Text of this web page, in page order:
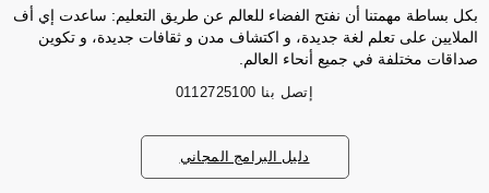
بكل بساطة مهمتنا أن نفتح الفضاء للعالم عن طريق التعليم: ساعدت إي أف
الملايين على تعلم لغة جديدة، و اكتشاف مدن و ثقافات جديدة، و تكوين
صداقات مختلفة في جميع أنحاء العالم.
إتصل بنا 0112725100
دليل البرامج المجاني